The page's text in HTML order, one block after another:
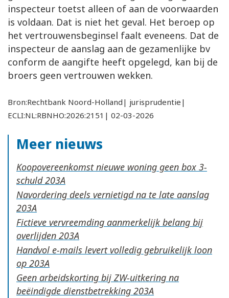
inspecteur toetst alleen of aan de voorwaarden
is voldaan. Dat is niet het geval. Het beroep op
het vertrouwensbeginsel faalt eveneens. Dat de
inspecteur de aanslag aan de gezamenlijke bv
conform de aangifte heeft opgelegd, kan bij de
broers geen vertrouwen wekken.
Bron:Rechtbank Noord-Holland| jurisprudentie|
ECLI:NL:RBNHO:2026:2151| 02-03-2026
Meer nieuws
Koopovereenkomst nieuwe woning geen box 3-
schuld
Navordering deels vernietigd na te late aanslag
Fictieve vervreemding aanmerkelijk belang bij
overlijden
Handvol e-mails levert volledig gebruikelijk loon
op
Geen arbeidskorting bij ZW-uitkering na
beëindigde dienstbetrekking